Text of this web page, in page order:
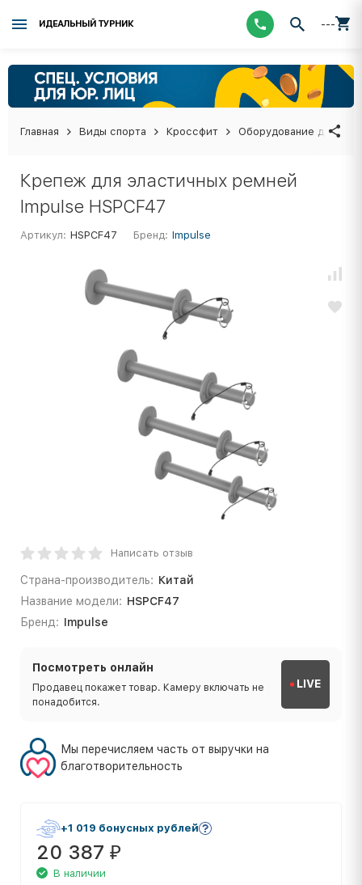
ИДЕАЛЬНЫЙ ТУРНИК ---
Главная Виды спорта Кроссфит Оборудование для
Крепеж для эластичных ремней
Impulse HSPCF47
Артикул: HSPCF47 Бренд: Impulse
Написать отзыв
Страна-производитель: Китай
Название модели: HSPCF47
Бренд: Impulse
Посмотреть онлайн
Продавец покажет товар. Камеру включать не
понадобится.
LIVE
Мы перечисляем часть от выручки на
благотворительность
+1 019 бонусных рублей
20 387 ₽
В наличии